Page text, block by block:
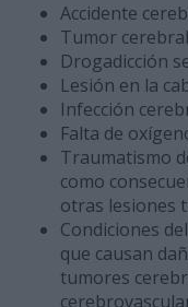
Accidente
Tumor
Drogadicción
Lesión en la
Infección
Falta de
Traumatismo
como
otras lesiones
Condiciones
que causan
tumores